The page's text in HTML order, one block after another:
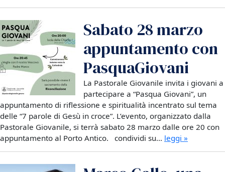
Sabato 28 marzo
appuntamento con
PasquaGiovani
La Pastorale Giovanile invita i giovani a
partecipare a “Pasqua Giovani”, un
appuntamento di riflessione e spiritualità incentrato sul tema
delle “7 parole di Gesù in croce”. L’evento, organizzato dalla
Pastorale Giovanile, si terrà sabato 28 marzo dalle ore 20 con
appuntamento al Porto Antico. condividi su… leggi »